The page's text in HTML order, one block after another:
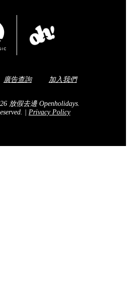
廣告查詢 加入我們
放假去邊 Openholidays.
Privacy Policy